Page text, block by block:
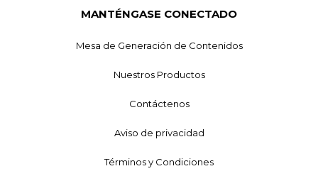
MANTÉNGASE CONECTADO
Mesa de Generación de Contenidos
Nuestros Productos
Contáctenos
Aviso de privacidad
Términos y Condiciones